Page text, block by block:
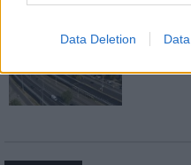
Data Deletion
Flórián